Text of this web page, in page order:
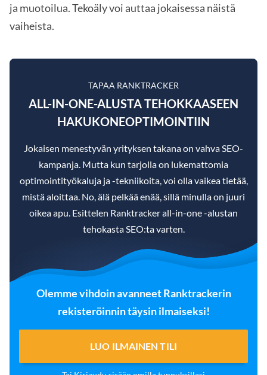
ja muotoilua. Tekoäly voi auttaa jokaisessa näistä
vaiheista.
TAPAA RANKTRACKER
ALL-IN-ONE-ALUSTA TEHOKKAASEEN
HAKUKONEOPTIMOINTIIN
Jokaisen menestyvän yrityksen takana on vahva SEO-
kampanja. Mutta kun tarjolla on lukemattomia
optimointityökaluja ja -tekniikoita, voi olla vaikea tietää,
mistä aloittaa. No, älä pelkää enää, sillä minulla on juuri
oikea apu. Esittelen Ranktracker all-in-one -alustan
tehokasta SEO:ta varten.
Olemme vihdoin avanneet Ranktrackerin
rekisteröinnin täysin ilmaiseksi!
LUO ILMAINEN TILI